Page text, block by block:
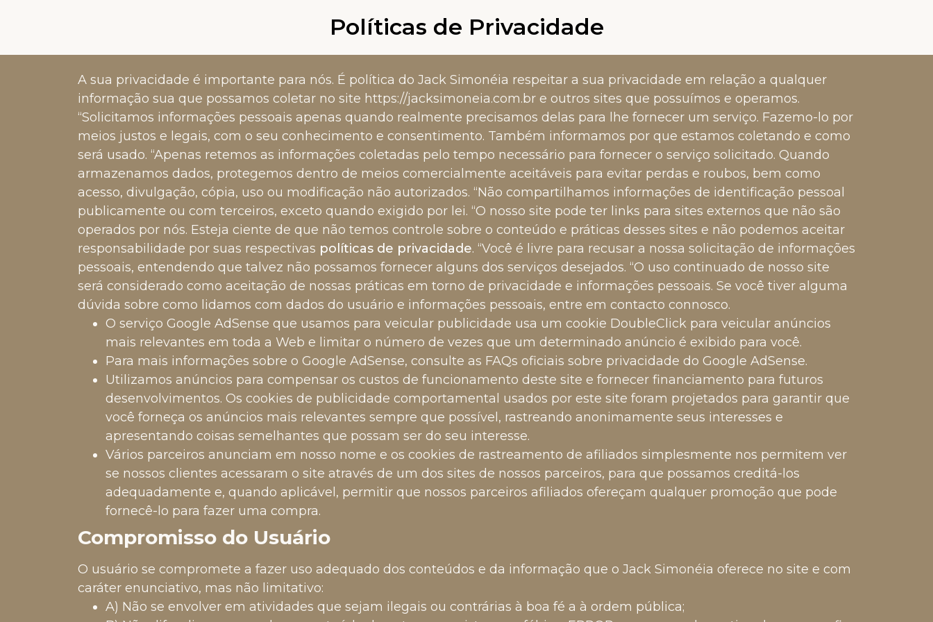
Políticas de Privacidade
A sua privacidade é importante para nós. É política do Jack Simonéia respeitar a sua privacidade em relação a qualquer
informação sua que possamos coletar no site https://jacksimoneia.com.br e outros sites que possuímos e operamos.
“Solicitamos informações pessoais apenas quando realmente precisamos delas para lhe fornecer um serviço. Fazemo-lo por
meios justos e legais, com o seu conhecimento e consentimento. Também informamos por que estamos coletando e como
será usado. “Apenas retemos as informações coletadas pelo tempo necessário para fornecer o serviço solicitado. Quando
armazenamos dados, protegemos dentro de meios comercialmente aceitáveis ​​para evitar perdas e roubos, bem como
acesso, divulgação, cópia, uso ou modificação não autorizados. “Não compartilhamos informações de identificação pessoal
publicamente ou com terceiros, exceto quando exigido por lei. “O nosso site pode ter links para sites externos que não são
operados por nós. Esteja ciente de que não temos controle sobre o conteúdo e práticas desses sites e não podemos aceitar
responsabilidade por suas respectivas políticas de privacidade. “Você é livre para recusar a nossa solicitação de informações
pessoais, entendendo que talvez não possamos fornecer alguns dos serviços desejados. “O uso continuado de nosso site
será considerado como aceitação de nossas práticas em torno de privacidade e informações pessoais. Se você tiver alguma
dúvida sobre como lidamos com dados do usuário e informações pessoais, entre em contacto connosco.
O serviço Google AdSense que usamos para veicular publicidade usa um cookie DoubleClick para veicular anúncios
mais relevantes em toda a Web e limitar o número de vezes que um determinado anúncio é exibido para você.
Para mais informações sobre o Google AdSense, consulte as FAQs oficiais sobre privacidade do Google AdSense.
Utilizamos anúncios para compensar os custos de funcionamento deste site e fornecer financiamento para futuros
desenvolvimentos. Os cookies de publicidade comportamental usados ​​por este site foram projetados para garantir que
você forneça os anúncios mais relevantes sempre que possível, rastreando anonimamente seus interesses e
apresentando coisas semelhantes que possam ser do seu interesse.
Vários parceiros anunciam em nosso nome e os cookies de rastreamento de afiliados simplesmente nos permitem ver
se nossos clientes acessaram o site através de um dos sites de nossos parceiros, para que possamos creditá-los
adequadamente e, quando aplicável, permitir que nossos parceiros afiliados ofereçam qualquer promoção que pode
fornecê-lo para fazer uma compra.
Compromisso do Usuário
O usuário se compromete a fazer uso adequado dos conteúdos e da informação que o Jack Simonéia oferece no site e com
caráter enunciativo, mas não limitativo:
A) Não se envolver em atividades que sejam ilegais ou contrárias à boa fé a à ordem pública;